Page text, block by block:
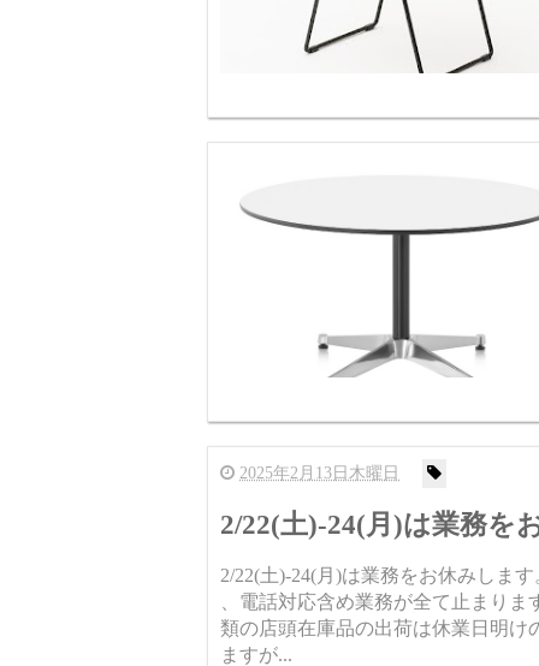
2025年2月13日木曜日
2/22(土)-24(月)は業務を
2/22(土)-24(月)は業務をお休みしま
、電話対応含め業務が全て止まり
類の店頭在庫品の出荷は休業日明
ますが...